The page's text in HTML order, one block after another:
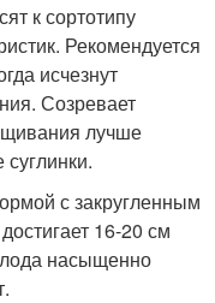
к сортотипу
Рекомендуется
исчезнут
Созревает
лучше
с закругленным
16-20 см
насыщенно